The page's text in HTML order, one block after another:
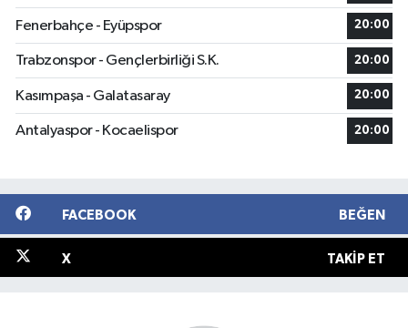
Fenerbahçe - Eyüpspor 20:00
Trabzonspor - Gençlerbirliği S.K. 20:00
Kasımpaşa - Galatasaray 20:00
Antalyaspor - Kocaelispor 20:00
FACEBOOK BEĞEN
X TAKIP ET